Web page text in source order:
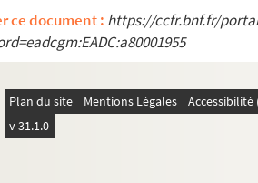
ce document : https://ccfr.bnf.fr/
Plan du site Mentions Légales
v 31.1.0